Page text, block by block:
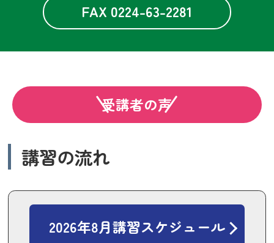
FAX 0224-63-2281
受講者の声
講習の流れ
2026年8月講習スケジュール